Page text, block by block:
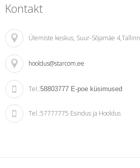
Kontakt
Ülemiste keskus, Suur-Sõjamäe 4,Tallinn
hooldus@starcom.ee
Tel.:58803777 E-poe küsimused
Tel.:57777775 Esindus ja Hooldus